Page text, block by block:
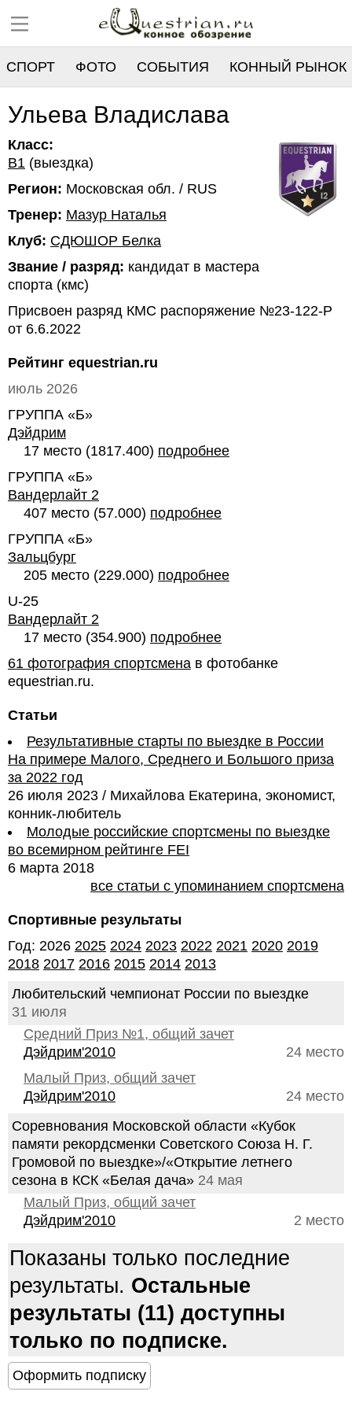
СПОРТ ФОТО СОБЫТИЯ КОННЫЙ РЫНОК
РЕЕСТР
Ульева Владислава
Класс:
B1 (выездка)
Регион: Московская обл. / RUS
Тренер: Мазур Наталья
Клуб: СДЮШОР Белка
Звание / разряд: кандидат в мастера
спорта (кмс)
Присвоен разряд КМС распоряжение №23-122-Р
от 6.6.2022
Рейтинг equestrian.ru
июль 2026
ГРУППА «Б»
Дэйдрим
17 место (1817.400) подробнее
ГРУППА «Б»
Вандерлайт 2
407 место (57.000) подробнее
ГРУППА «Б»
Зальцбург
205 место (229.000) подробнее
U-25
Вандерлайт 2
17 место (354.900) подробнее
61 фотография спортсмена в фотобанке
equestrian.ru.
Статьи
Результативные старты по выездке в России
На примере Малого, Среднего и Большого приза
за 2022 год
26 июля 2023 / Михайлова Екатерина, экономист,
конник-любитель
Молодые российские спортсмены по выездке
во всемирном рейтинге FEI
6 марта 2018
все статьи с упоминанием спортсмена
Спортивные результаты
Год: 2026 2025 2024 2023 2022 2021 2020 2019
2018 2017 2016 2015 2014 2013
Любительский чемпионат России по выездке
31 июля
Средний Приз №1, общий зачет
24 место
Дэйдрим'2010
Малый Приз, общий зачет
24 место
Дэйдрим'2010
Соревнования Московской области «Кубок
памяти рекордсменки Советского Союза Н. Г.
Громовой по выездке»/«Открытие летнего
сезона в КСК «Белая дача» 24 мая
Малый Приз, общий зачет
2 место
Дэйдрим'2010
Показаны только последние
результаты. Остальные
результаты (11) доступны
только по подписке.